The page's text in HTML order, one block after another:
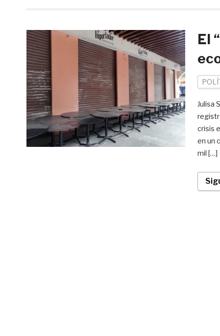
El
Julisa
crisis
en un
mil […]